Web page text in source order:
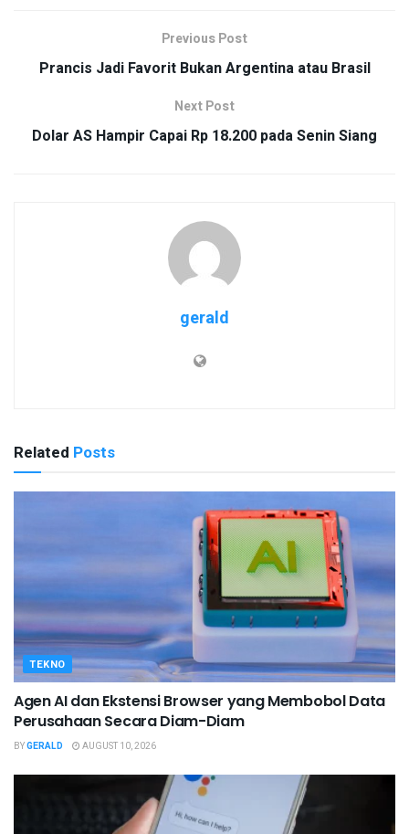
Previous Post
Prancis Jadi Favorit Bukan Argentina atau Brasil
Next Post
Dolar AS Hampir Capai Rp 18.200 pada Senin Siang
gerald
Related Posts
TEKNO
Agen AI dan Ekstensi Browser yang Membobol Data
Perusahaan Secara Diam-Diam
BYGERALD AUGUST 10, 2026